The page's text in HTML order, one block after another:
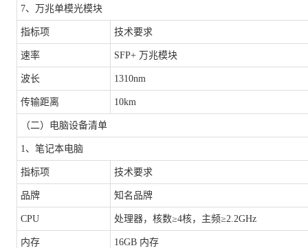
7、万兆单模光模块
指标项 技术要求
速率 SFP+ 万兆模块
波长 1310nm
传输距离 10km
（二） 电脑设备清单
1、笔记本电脑
指标项 技术要求
品牌 知名品牌
CPU 处理器，核数≥4核，主频≥2.2GHz
内存 16GB 内存